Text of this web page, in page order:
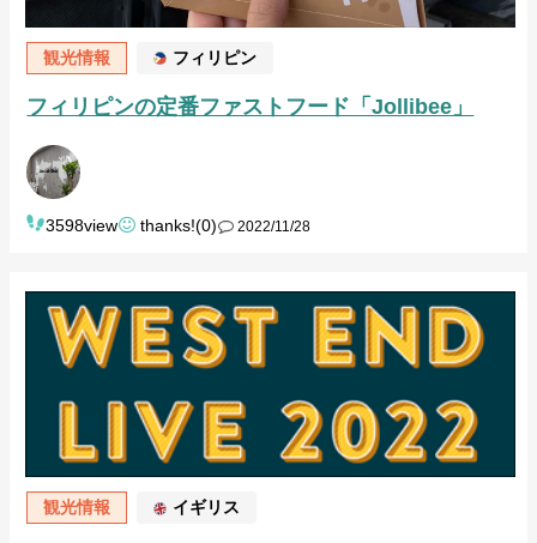
観光情報 フィリピン
フィリピンの定番ファストフード「Jollibee」
3598view thanks!(0) 2022/11/28
観光情報 イギリス